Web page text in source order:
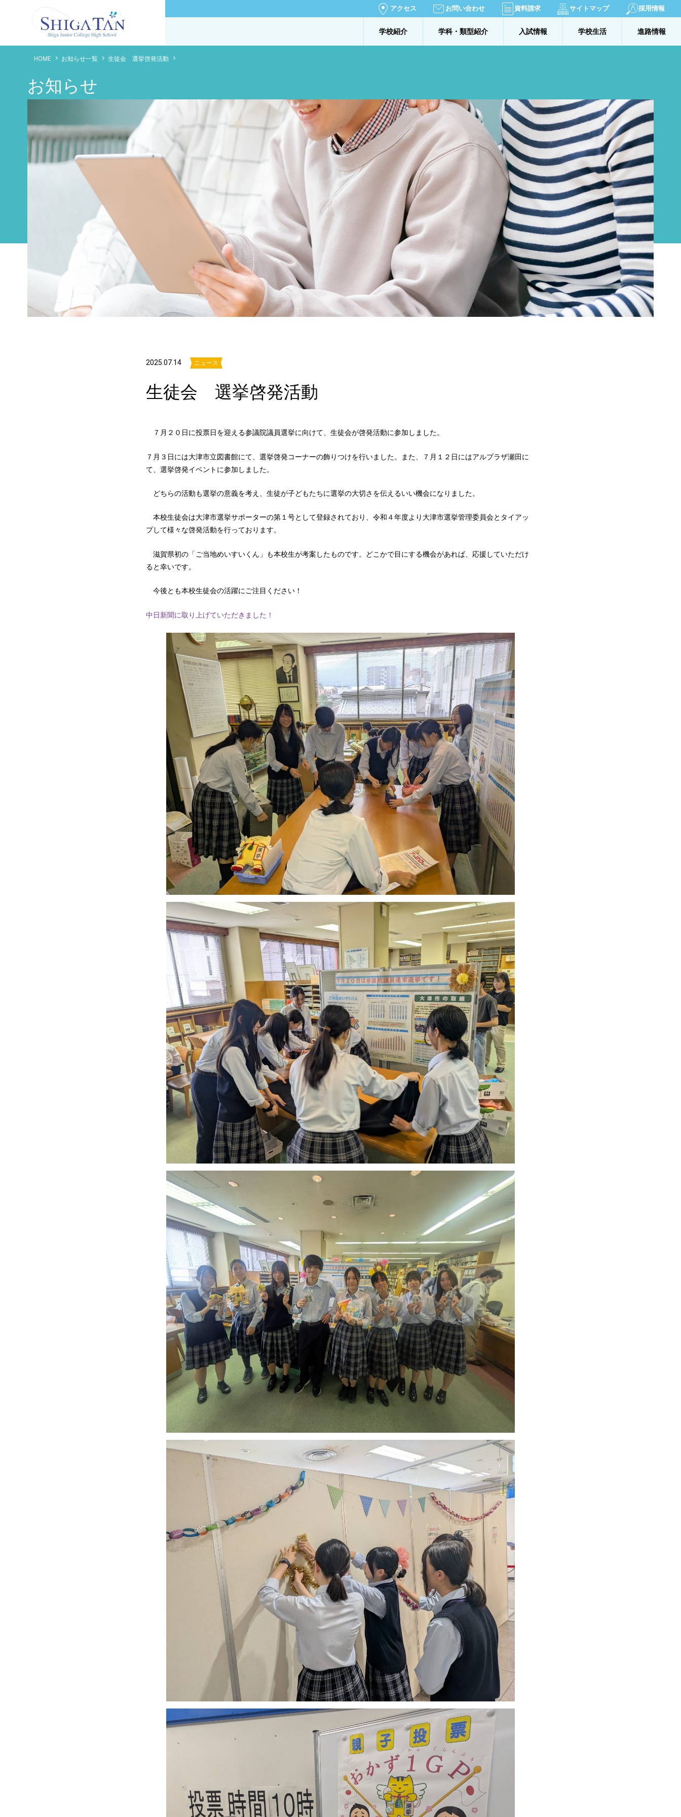
アクセス お問い合わせ 資料請求 サイトマップ 採用情報
学校紹介 学科・類型紹介 入試情報 学校生活 進路情報
HOME お知らせ一覧 生徒会 選挙啓発活動
お知らせ
2025.07.14 ニュース
生徒会 選挙啓発活動
７月２０日に投票日を迎える参議院議員選挙に向けて、生徒会が啓発活動に参加しました。
７月３日には大津市立図書館にて、選挙啓発コーナーの飾りつけを行いました。また、７月１２日にはアルプラザ瀬田に
て、選挙啓発イベントに参加しました。
どちらの活動も選挙の意義を考え、生徒が子どもたちに選挙の大切さを伝えるいい機会になりました。
本校生徒会は大津市選挙サポーターの第１号として登録されており、令和４年度より大津市選挙管理委員会とタイアッ
プして様々な啓発活動を行っております。
滋賀県初の「ご当地めいすいくん」も本校生が考案したものです。どこかで目にする機会があれば、応援していただけ
ると幸いです。
今後とも本校生徒会の活躍にご注目ください！
中日新聞に取り上げていただきました！